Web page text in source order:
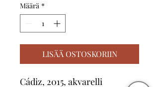
Määrä *
LISÄÄ OSTOSKORIIN
Cádiz, 2015, akvarelli